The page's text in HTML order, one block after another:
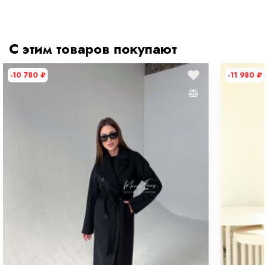
С этим товаров покупают
-10 780 ₽ -11 980 ₽